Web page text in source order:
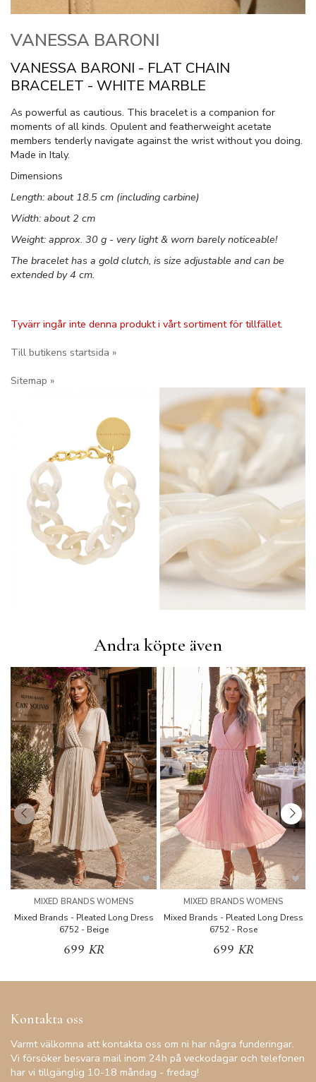
VANESSA BARONI
VANESSA BARONI - FLAT CHAIN
BRACELET - WHITE MARBLE
As powerful as cautious. This bracelet is a companion for
moments of all kinds. Opulent and featherweight acetate
members tenderly navigate against the wrist without you doing.
Made in Italy.
Dimensions
Length: about 18.5 cm (including carbine)
Width: about 2 cm
Weight: approx. 30 g - very light & worn barely noticeable!
The bracelet has a gold clutch, is size adjustable and can be
extended by 4 cm.
Tyvärr ingår inte denna produkt i vårt sortiment för tillfället.
Till butikens startsida »
Sitemap »
Andra köpte även
MIXED BRANDS WOMENS
Mixed Brands - Pleated Long Dress
6752 - Beige
699 KR
MIXED BRANDS WOMENS
Mixed Brands - Pleated Long Dress
6752 - Rose
699 KR
Kontakta oss
Varmt välkomna att kontakta oss om ni har några funderingar.
Vi försöker besvara mail inom 24h på veckodagar och telefonen
har vi tillgänglig 10-18 måndag - fredag!